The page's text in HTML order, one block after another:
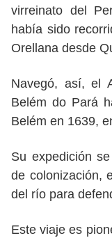
virreinato del
había sido
Orellana desde
Navegó, así, el
Belém do Pará
Belém en 1639,
Su expedición
de colonización,
del río para
Este viaje es